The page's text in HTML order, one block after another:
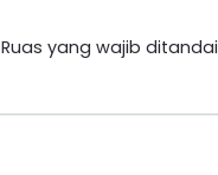
Ruas yang wajib ditandai